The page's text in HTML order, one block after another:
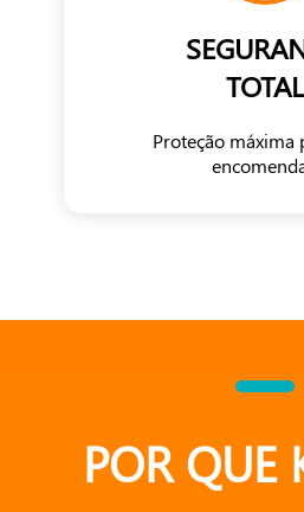
TOTAL
Proteção máxima
POR QUE